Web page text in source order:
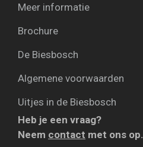
Meer informatie
Brochure
De Biesbosch
Algemene voorwaarden
Uitjes in de Biesbosch
Heb je een vraag?
Neem contact met ons op.